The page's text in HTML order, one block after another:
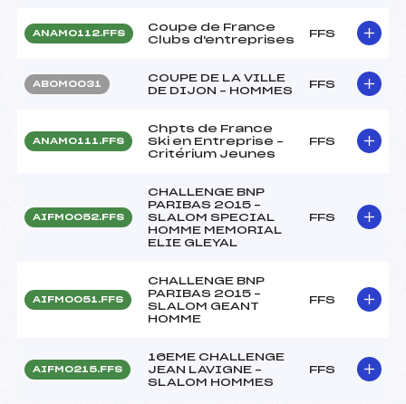
ANAM0112.FFS
Coupe de France
Clubs d'entreprises
FFS
ABOM0031
COUPE DE LA VILLE
DE DIJON – HOMMES
FFS
ANAM0111.FFS
Chpts de France
Ski en Entreprise –
Critérium Jeunes
FFS
AIFM0052.FFS
CHALLENGE BNP
PARIBAS 2015 –
SLALOM SPECIAL
HOMME MEMORIAL
ELIE GLEYAL
FFS
AIFM0051.FFS
CHALLENGE BNP
PARIBAS 2015 –
SLALOM GEANT
HOMME
FFS
AIFM0215.FFS
16EME CHALLENGE
JEAN LAVIGNE –
SLALOM HOMMES
FFS